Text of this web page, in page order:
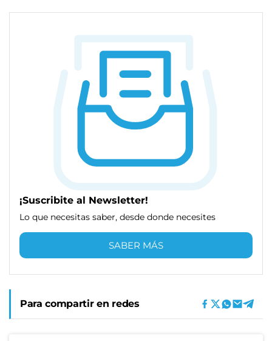
¡Suscribite al Newsletter!
Lo que necesitas saber, desde donde necesites
SABER MÁS
Para compartir en redes